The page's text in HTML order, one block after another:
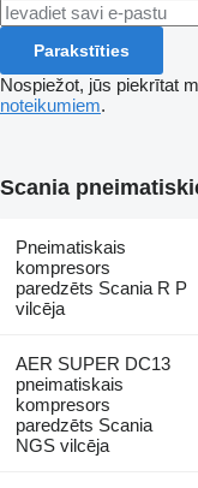
Parakstīties
Nospiežot, jūs piekrītat
noteikumiem.
Scania
Pneimatiskais
kompresors
paredzēts Scania R P
vilcēja
AER SUPER DC13
pneimatiskais
kompresors
paredzēts Scania
NGS vilcēja